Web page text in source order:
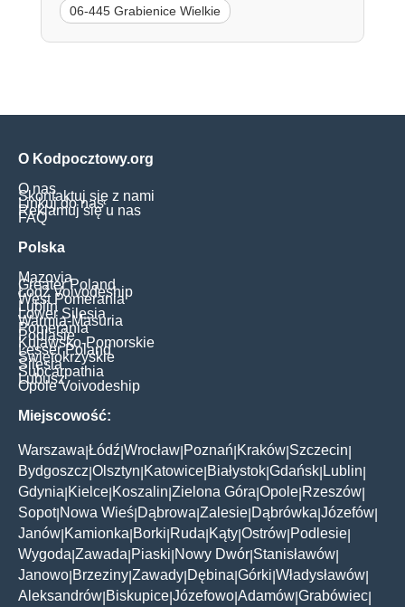
06-445 Grabienice Wielkie
O Kodpocztowy.org
O nas
Skontaktuj się z nami
Linkuj do nas
Reklamuj się u nas
FAQ
Polska
Mazovia
Greater Poland
Łódź Voivodeship
West Pomerania
Lublin
Lower Silesia
Warmia-Masuria
Pomerania
Podlasie
Kujawsko-Pomorskie
Lesser Poland
Świętokrzyskie
Silesia
Subcarpathia
Lubusz
Opole Voivodeship
Miejscowość:
Warszawa Łódź Wrocław Poznań Kraków Szczecin
Bydgoszcz Olsztyn Katowice Białystok Gdańsk Lublin
Gdynia Kielce Koszalin Zielona Góra Opole Rzeszów
Sopot| Nowa Wieś Dąbrowa Zalesie Dąbrówka Józefów
Janów Kamionka Borki Ruda Kąty Ostrów Podlesie
Wygoda Zawada Piaski Nowy Dwór Stanisławów
Janowo Brzeziny Zawady Dębina Górki Władysławów
Aleksandrów Biskupice Józefowo Adamów Grabówiec